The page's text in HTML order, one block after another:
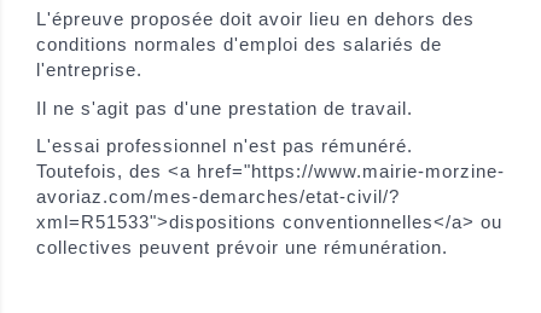
L'épreuve proposée doit avoir lieu en dehors des
conditions normales d'emploi des salariés de
l'entreprise.
Il ne s'agit pas d'une prestation de travail.
L'essai professionnel n'est pas rémunéré.
Toutefois, des <a href="https://www.mairie-morzine-
avoriaz.com/mes-demarches/etat-civil/?
xml=R51533">dispositions conventionnelles</a> ou
collectives peuvent prévoir une rémunération.